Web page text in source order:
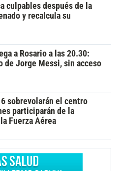
culpables después de la
y recalcula su
a Rosario a las 20.30:
de Jorge Messi, sin acceso
sobrevolarán el centro
participarán de la
Fuerza Aérea